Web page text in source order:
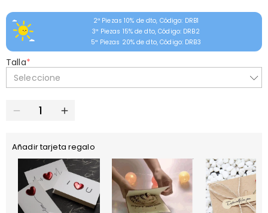
2ª Piezas 10% de dto, Código: DRB1
3ª Piezas 15% de dto, Código: DRB2
5ª Piezas 20% de dto, Código: DRB3
Talla*
Seleccione
Añadir tarjeta regalo